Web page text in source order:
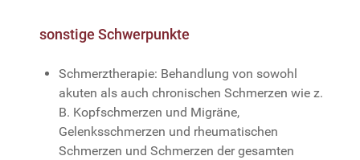
sonstige Schwerpunkte
Schmerztherapie: Behandlung von sowohl
akuten als auch chronischen Schmerzen wie z.
B. Kopfschmerzen und Migräne,
Gelenksschmerzen und rheumatischen
Schmerzen und Schmerzen der gesamten